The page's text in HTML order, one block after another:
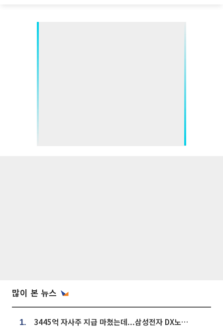
많이 본 뉴스
1. 3445억 자사주 지급 마쳤는데...삼성전자 DX노조, 뒤늦은 '떼쓰기 집회'